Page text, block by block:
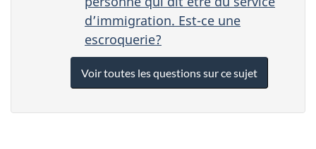
d’immigration. Est-ce une
escroquerie?
Voir toutes les questions sur ce sujet